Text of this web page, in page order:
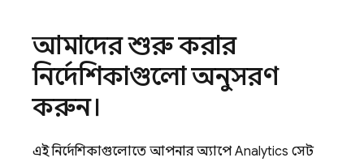
আমাদের শুরু করার
নির্দেশিকাগুলো অনুসরণ
করুন।
এই নির্দেশিকাগুলোতে আপনার অ্যাপেAnalytics সেট